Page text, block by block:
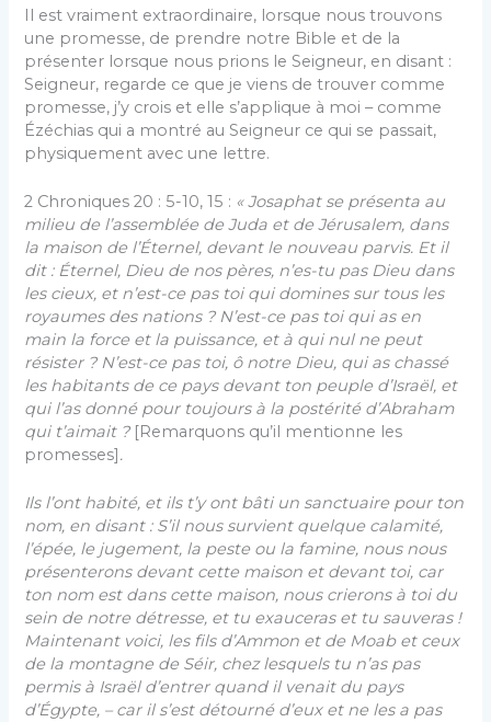
Il est vraiment extraordinaire, lorsque nous trouvons
une promesse, de prendre notre Bible et de la
présenter lorsque nous prions le Seigneur, en disant :
Seigneur, regarde ce que je viens de trouver comme
promesse, j’y crois et elle s’applique à moi – comme
Ézéchias qui a montré au Seigneur ce qui se passait,
physiquement avec une lettre.
2 Chroniques 20 : 5-10, 15 : «Josaphat se présenta au
milieu de l’assemblée de Juda et de Jérusalem, dans
la maison de l’Éternel, devant le nouveau parvis. Et il
dit : Éternel, Dieu de nos pères, n’es-tu pas Dieu dans
les cieux, et n’est-ce pas toi qui domines sur tous les
royaumes des nations ? N’est-ce pas toi qui as en
main la force et la puissance, et à qui nul ne peut
résister ? N’est-ce pas toi, ô notre Dieu, qui as chassé
les habitants de ce pays devant ton peuple d’Israël, et
qui l’as donné pour toujours à la postérité d’Abraham
qui t’aimait ? [Remarquons qu’il mentionne les
promesses].
Ils l’ont habité, et ils t’y ont bâti un sanctuaire pour ton
nom, en disant : S’il nous survient quelque calamité,
l’épée, le jugement, la peste ou la famine, nous nous
présenterons devant cette maison et devant toi, car
ton nom est dans cette maison, nous crierons à toi du
sein de notre détresse, et tu exauceras et tu sauveras !
Maintenant voici, les fils d’Ammon et de Moab et ceux
de la montagne de Séir, chez lesquels tu n’as pas
permis à Israël d’entrer quand il venait du pays
d’Égypte, – car il s’est détourné d’eux et ne les a pas